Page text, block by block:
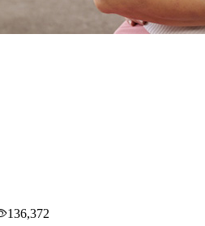
136,372